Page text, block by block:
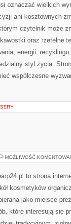
oznaczać wielkich
ani kosztownych
czytelnik może
oraz rzetelne
energii,
styl życia.
współczesne
MOŻLIWOŚĆ
to strona
kosmetyków
jako miejsce
które interesują się